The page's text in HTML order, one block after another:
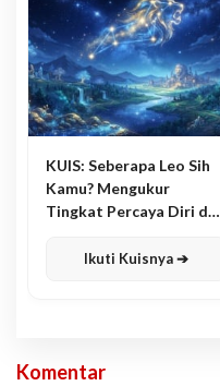
KUIS: Seberapa Leo Sih
Kamu? Mengukur
Tingkat Percaya Diri dan
Ikuti Kuisnya ➔
Komentar